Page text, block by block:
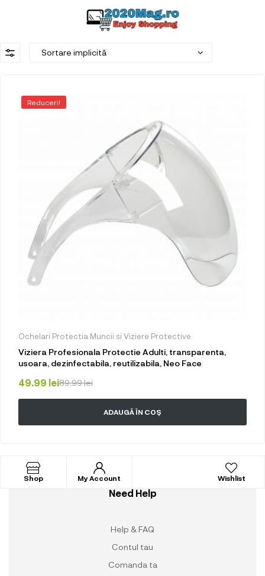
Reduceri!
Ochelari Protectia Muncii si Viziere Protective
Viziera Profesionala Protectie Adulti, transparenta,
usoara, dezinfectabila, reutilizabila, Neo Face
89.99lei
49.99 lei
ADAUGĂ ÎN COȘ
Shop My Account Wishlist
Need Help
Help & FAQ
Contul tau
Comanda ta